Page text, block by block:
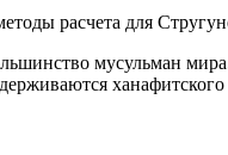
расчета для
мусульман
ханафитского